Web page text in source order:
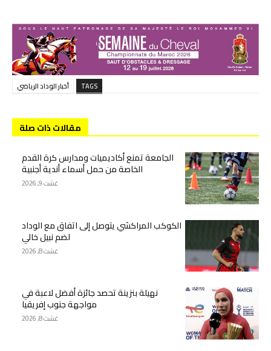
TAGS أخبار الوداد الرياضي
مقالات ذات صلة
الجامعة تمنع أكاديميات ومدارس كرة القدم
الخاصة من حمل أسماء أندية أجنبية
غشت 9, 2026
الكوكب المراكشي يتوصل إلى اتفاق مع الوداد
لضم نبيل خالي
غشت 8, 2026
نهيلة بنزينة تحصد جائزة أفضل لاعبة في
مواجهة جنوب إفريقيا
غشت 8, 2026